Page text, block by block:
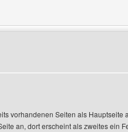
vorhandenen Seiten als Hauptseite
an, dort erscheint als zweites ein